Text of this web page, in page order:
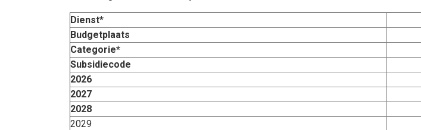
Dienst*
Budgetplaats
Categorie*
Subsidiecode
2026
2027
2028
2029